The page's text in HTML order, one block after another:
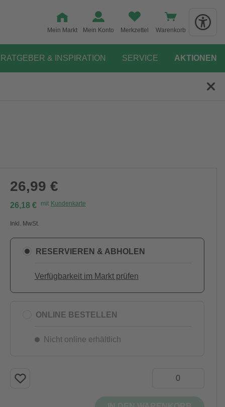
Mein Markt Mein Konto Merkzettel Warenkorb
RATGEBER & INSPIRATION SERVICE AKTIONEN
26,99 €
26,18 € mit Kundenkarte
Inkl. MwSt.
RESERVIEREN & ABHOLEN
Verfügbarkeit im Markt prüfen
ONLINE BESTELLEN
Nicht online erhältlich